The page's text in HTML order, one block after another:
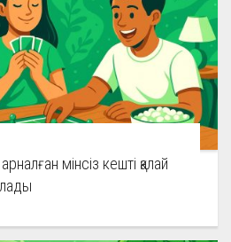
мінсіз кешті қалай